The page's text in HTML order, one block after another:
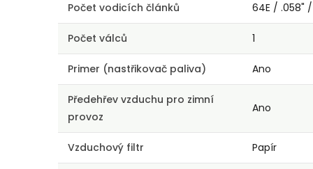
Počet vodicích článků 64E / .058"
Počet válců 1
Primer (nastřikovač paliva) Ano
Předehřev vzduchu pro zimní
provoz
Ano
Vzduchový filtr Papír